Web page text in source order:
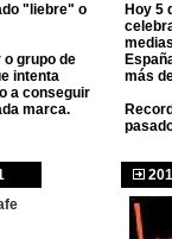
"liebre" o
o grupo de
intenta
a conseguir
marca.
Hoy 5
más